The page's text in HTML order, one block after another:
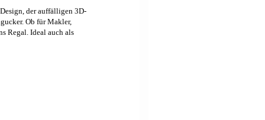
der auffälligen 3D-
Ob für Makler,
Regal. Ideal auch als